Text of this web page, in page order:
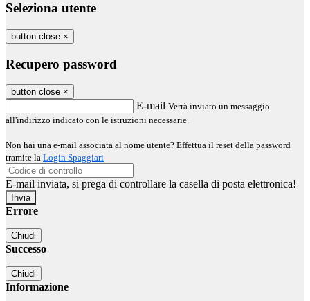
Seleziona utente
button close ×
Recupero password
button close ×
E-mail Verrà inviato un messaggio
all'indirizzo indicato con le istruzioni necessarie.
Non hai una e-mail associata al nome utente? Effettua il reset della password
tramite la Login Spaggiari
E-mail inviata, si prega di controllare la casella di posta elettronica!
Errore
Chiudi
Successo
Chiudi
Informazione